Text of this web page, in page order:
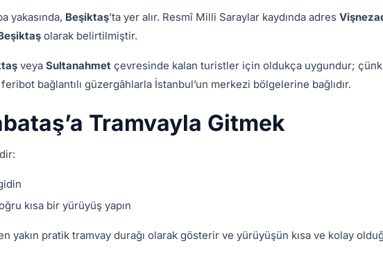
yakasında, Beşiktaş’ta yer alır. Resmî Milli Saraylar kaydında adres
olarak belirtilmiştir.
veya Sultanahmet çevresinde kalan turistler için oldukça uygundur;
bağlantılı güzergâhlarla İstanbul’un merkezi bölgelerine bağlıdır.
Tramvayla Gitmek
kısa bir yürüyüş yapın
yakın pratik tramvay durağı olarak gösterir ve yürüyüşün kısa ve kolay